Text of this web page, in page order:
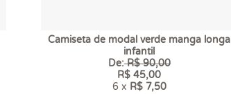
Camiseta de modal verde manga longa
infantil
De:R$ 90,00
R$ 45,00
6 x R$ 7,50